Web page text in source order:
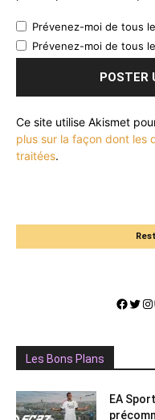
Prévenez-moi de tous
Prévenez-moi de tous
Ce site utilise Akismet
plus sur la façon dont les
traitées.
Les Bons Plans
EA